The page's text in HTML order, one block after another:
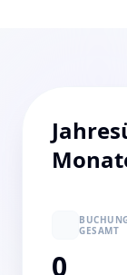
GESAMT
0